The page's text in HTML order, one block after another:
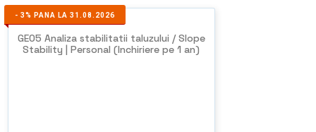
- 3% PANA LA 31.08.2026
GEO5 Analiza stabilitatii taluzului / Slope
Stability | Personal (Inchiriere pe 1 an)